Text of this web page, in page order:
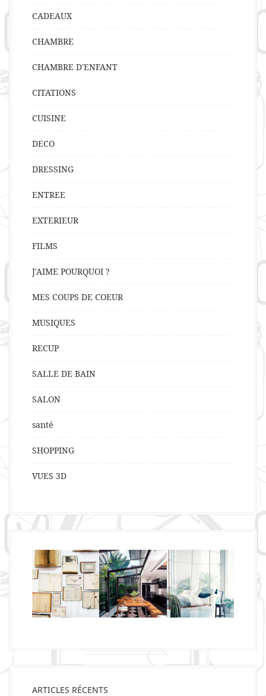
CADEAUX
CHAMBRE
CHAMBRE D'ENFANT
CITATIONS
CUISINE
DECO
DRESSING
ENTREE
EXTERIEUR
FILMS
J'AIME POURQUOI ?
MES COUPS DE COEUR
MUSIQUES
RECUP
SALLE DE BAIN
SALON
santé
SHOPPING
VUES 3D
ARTICLES RÉCENTS